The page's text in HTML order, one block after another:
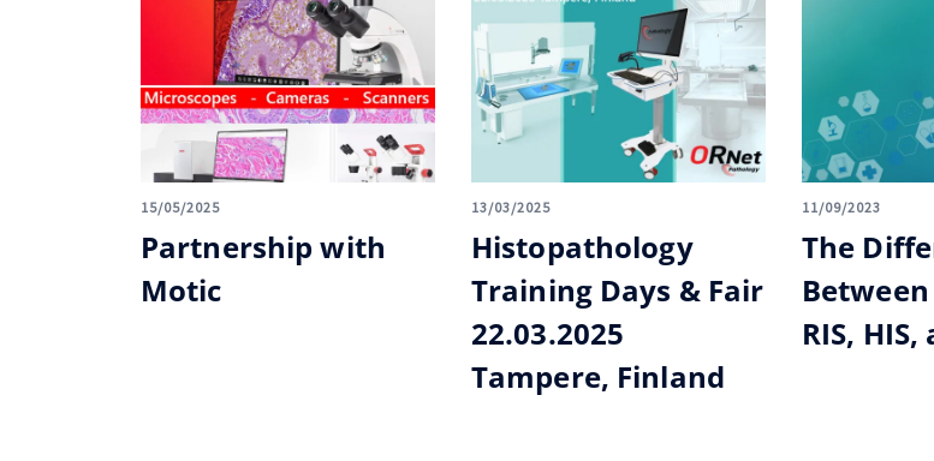
15/05/2025
Partnership with
Motic
13/03/2025
Histopathology
Training Days & Fair
22.03.2025
Tampere, Finland
11/09/2023
The
Between
RIS, HIS,